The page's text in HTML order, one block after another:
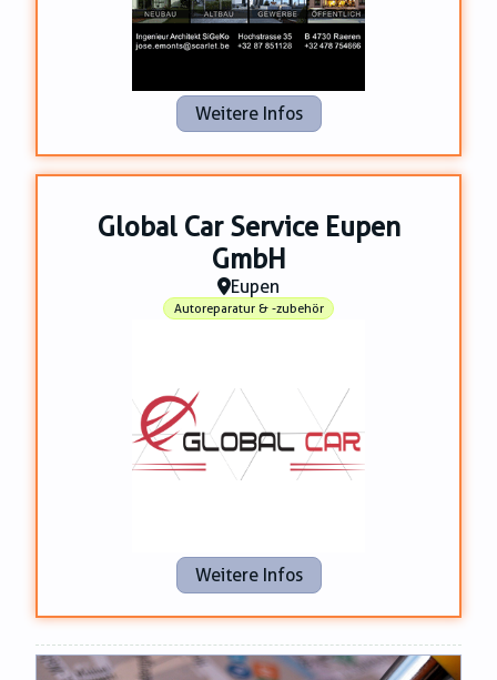
Weitere Infos
Global Car Service Eupen
GmbH
Eupen
Autoreparatur & -zubehör
Weitere Infos